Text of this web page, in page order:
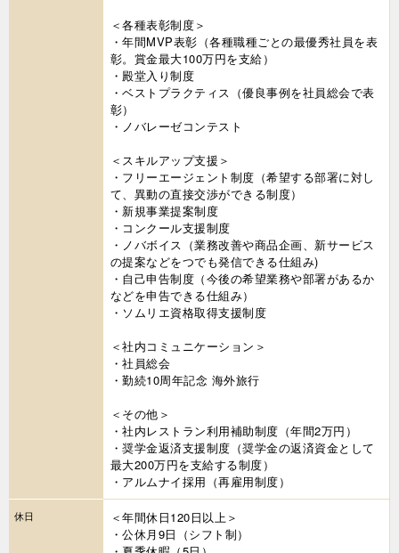
＜各種表彰制度＞
・年間MVP表彰（各種職種ごとの最優秀社員を表
彰。賞金最大100万円を支給）
・殿堂入り制度
・ベストプラクティス（優良事例を社員総会で表
彰）
・ノバレーゼコンテスト
＜スキルアップ支援＞
・フリーエージェント制度（希望する部署に対し
て、異動の直接交渉ができる制度）
・新規事業提案制度
・コンクール支援制度
・ノバボイス（業務改善や商品企画、新サービス
の提案などをつでも発信できる仕組み)
・自己申告制度（今後の希望業務や部署があるか
などを申告できる仕組み）
・ソムリエ資格取得支援制度
＜社内コミュニケーション＞
・社員総会
・勤続10周年記念 海外旅行
＜その他＞
・社内レストラン利用補助制度（年間2万円）
・奨学金返済支援制度（奨学金の返済資金として
最大200万円を支給する制度）
・アルムナイ採用（再雇用制度）
休日
＜年間休日120日以上＞
・公休月9日（シフト制）